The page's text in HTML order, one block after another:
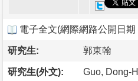
電子全文(網際網路公開日
研究生: 郭東翰
研究生(外文): Guo, Dong-